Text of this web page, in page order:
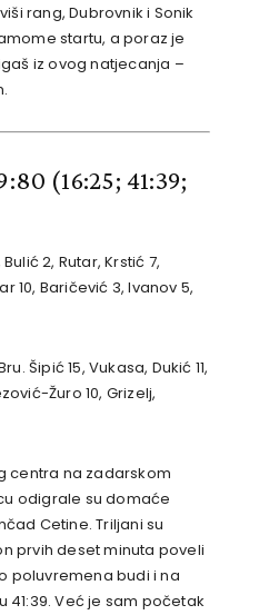
rang, Dubrovnik i Sonik
startu, a poraz je
iz ovog natjecanja –
(16:25; 41:39;
2, Rutar, Krstić 7,
10, Baričević 3, Ivanov 5,
Šipić 15, Vukasa, Dukić 11,
Žuro 10, Grizelj,
centra na zadarskom
odigrale su domaće
Cetine. Triljani su
prvih deset minuta poveli
poluvremena budi i na
Već je sam početak